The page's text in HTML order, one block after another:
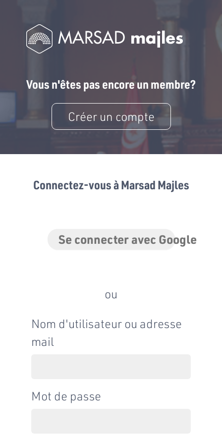
Vous n'êtes pas encore un membre?
Créer un compte
Connectez-vous à Marsad Majles
Se connecter avec Google
ou
Nom d'utilisateur ou adresse
mail
Mot de passe